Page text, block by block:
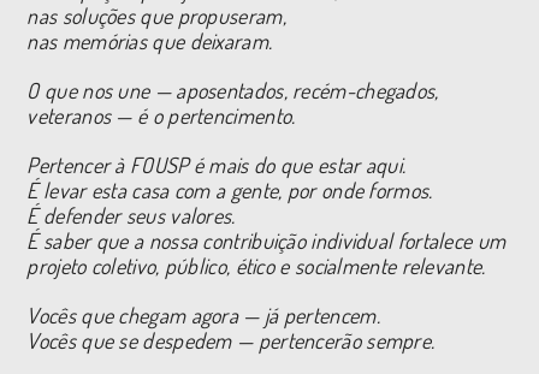
nas soluções que propuseram,
nas memórias que deixaram.
O que nos une — aposentados, recém-chegados,
veteranos — é o pertencimento.
Pertencer à FOUSP é mais do que estar aqui.
É levar esta casa com a gente, por onde formos.
É defender seus valores.
É saber que a nossa contribuição individual fortalece um
projeto coletivo, público, ético e socialmente relevante.
Vocês que chegam agora — já pertencem.
Vocês que se despedem — pertencerão sempre.